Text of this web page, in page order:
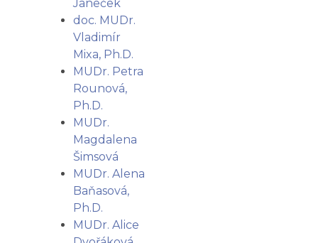
Janeček
doc. MUDr.
Vladimír
Mixa, Ph.D.
MUDr. Petra
Rounová,
Ph.D.
MUDr.
Magdalena
Šimsová
MUDr. Alena
Baňasová,
Ph.D.
MUDr. Alice